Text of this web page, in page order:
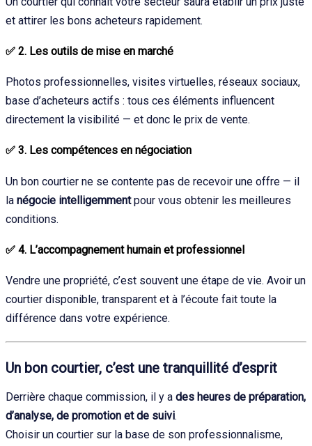
et attirer les bons acheteurs rapidement.
✅ 2. Les outils de mise en marché
Photos professionnelles, visites virtuelles, réseaux sociaux,
base d’acheteurs actifs : tous ces éléments influencent
directement la visibilité — et donc le prix de vente.
✅ 3. Les compétences en négociation
Un bon courtier ne se contente pas de recevoir une offre — il
la négocie intelligemmentpour vous obtenir les meilleures
conditions.
✅ 4. L’accompagnement humain et professionnel
Vendre une propriété, c’est souvent une étape de vie. Avoir un
courtier disponible, transparent et à l’écoute fait toute la
différence dans votre expérience.
Un bon courtier, c’est une tranquillité d’esprit
Derrière chaque commission, il y a des heures de préparation,
d’analyse, de promotion et de suivi.
Choisir un courtier sur la base de son professionnalisme,